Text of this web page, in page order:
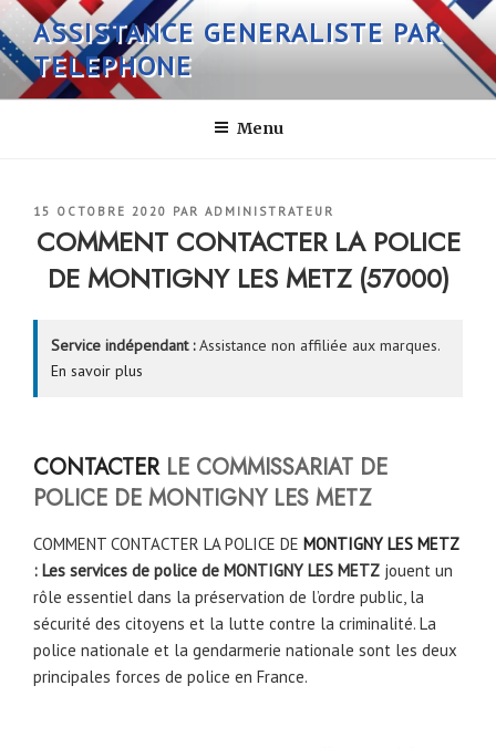
Aller
au
contenu
principal
ASSISTANCE GENERALISTE PAR
TELEPHONE
Menu
PUBLIÉ
LE
15 OCTOBRE 2020 PAR ADMINISTRATEUR
COMMENT CONTACTER LA POLICE
DE MONTIGNY LES METZ (57000)
Service indépendant :Assistance non affiliée aux marques.
En savoir plus
CONTACTERLE COMMISSARIAT DE
POLICE DE MONTIGNY LES METZ
COMMENT CONTACTER LA POLICE DE MONTIGNY LES METZ
: Les services de police de MONTIGNY LES METZ jouent un
rôle essentiel dans la préservation de l’ordre public, la
sécurité des citoyens et la lutte contre la criminalité. La
police nationale et la gendarmerie nationale sont les deux
principales forces de police en France.